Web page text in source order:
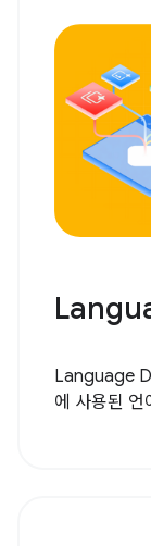
Language
에 사용된 언